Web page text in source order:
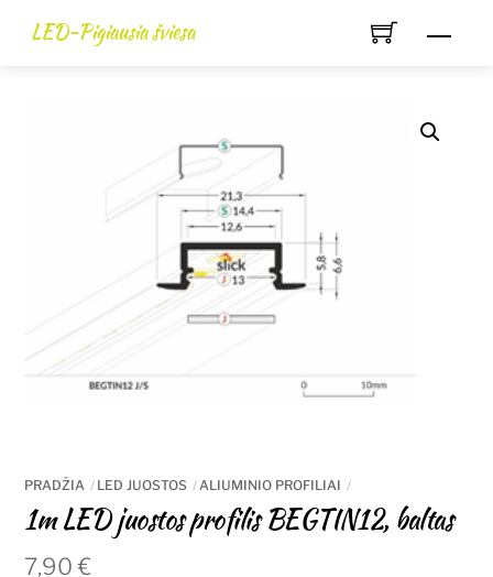
LED-Pigiausia šviesa
PRADŽIA LED JUOSTOS ALIUMINIO PROFILIAI
1m LED juostos profilis BEGTIN12, baltas
7,90€